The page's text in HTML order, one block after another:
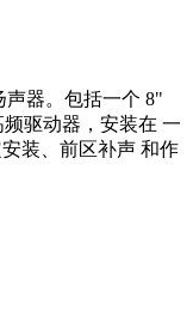
声器。包括一个 8"
频驱动器，安装在 一
装、前区补声 和作